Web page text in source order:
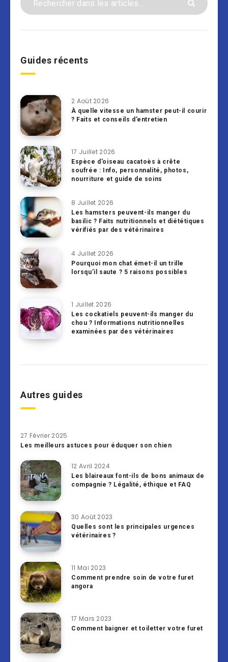
Guides récents
2 Août 2026
À quelle vitesse un hamster peut-il courir
? Faits et conseils d’entretien
17 Juillet 2026
Espèce d’oiseau cacatoès à crête
soufrée : Info, personnalité, photos,
nourriture et guide de soins
8 Juillet 2026
Les hamsters peuvent-ils manger du
basilic ? Faits nutritionnels et diététiques
vérifiés par des vétérinaires
4 Juillet 2026
Pourquoi mon chat émet-il un trille
lorsqu’il saute ? 5 raisons possibles
1 Juillet 2026
Les cockatiels peuvent-ils manger du
chou ? Informations nutritionnelles
examinées par des vétérinaires
Autres guides
27 Février 2025
Les meilleurs astuces pour éduquer son chien
12 Avril 2024
Les blaireaux font-ils de bons animaux de
compagnie ? Légalité, éthique et FAQ
30 Août 2023
Quelles sont les principales urgences
vétérinaires ?
11 Mai 2023
Comment prendre soin de votre furet
angora
17 Mars 2023
Comment baigner et toiletter votre furet